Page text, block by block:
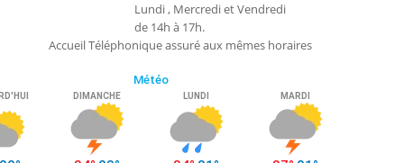
Lundi , Mercredi et Vendredi
de 14h à 17h.
Accueil Téléphonique assuré aux mêmes horaires